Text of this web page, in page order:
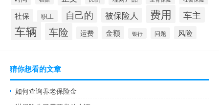
社保 职工 自己的 被保险人 费用 车主
车辆 车险 运费 金额 银行 问题 风险
猜你想看的文章
如何查询养老保险金